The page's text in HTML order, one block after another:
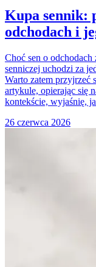
Kupa sennik:
odchodach i
Choć sen o
senniczej uchodzi za
Warto zatem przyjrzeć
artykule, opierając się
kontekście, wyjaśnię,
26 czerwca 2026